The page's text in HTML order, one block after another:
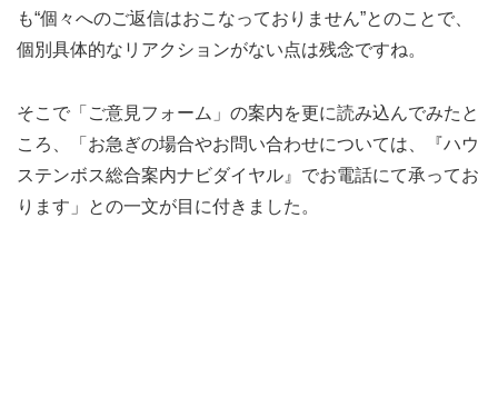
も“個々へのご返信はおこなっておりません”とのことで、
個別具体的なリアクションがない点は残念ですね。
そこで「ご意見フォーム」の案内を更に読み込んでみたと
ころ、「お急ぎの場合やお問い合わせについては、『ハウ
ステンボス総合案内ナビダイヤル』でお電話にて承ってお
ります」との一文が目に付きました。